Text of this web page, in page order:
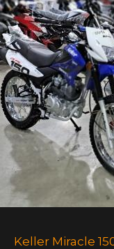
Keller Miracle